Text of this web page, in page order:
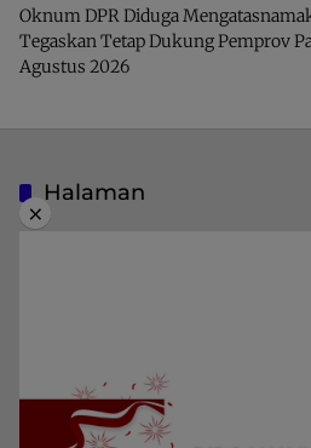
Oknum DPR Diduga
Tegaskan Tetap Dukung Pemprov
Agustus 2026
Halaman
Kategori
×